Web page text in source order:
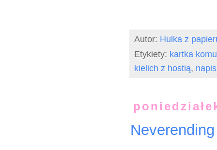
Autor: Hulka z
Etykiety: kartka
kielich z hostią, napis